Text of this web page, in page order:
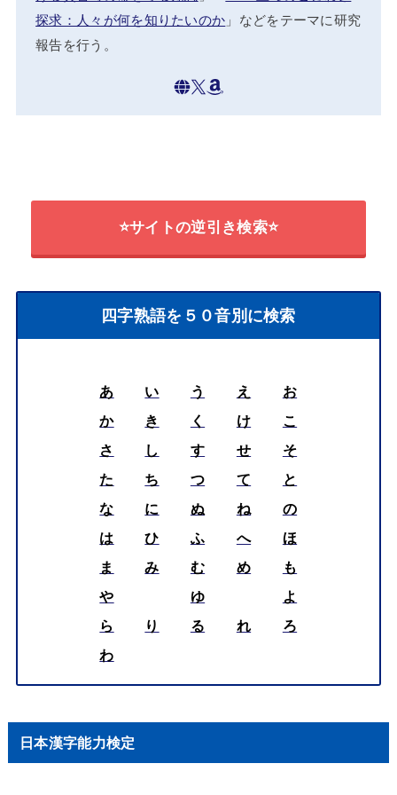
探求：人々が何を知りたいのか 」などをテーマに研究
報告を行う。
⭐サイトの逆引き検索⭐
四字熟語を５０音別に検索
あ い う え
お
か
き く け
こ
さ
し す せ
そ
た
ち つ て
と
な
に ぬ ね
の
は
ひ ふ へ
ほ
ま
み む め
も
や
ゆ
よ
ら
り る れ
ろ
わ
日本漢字能力検定